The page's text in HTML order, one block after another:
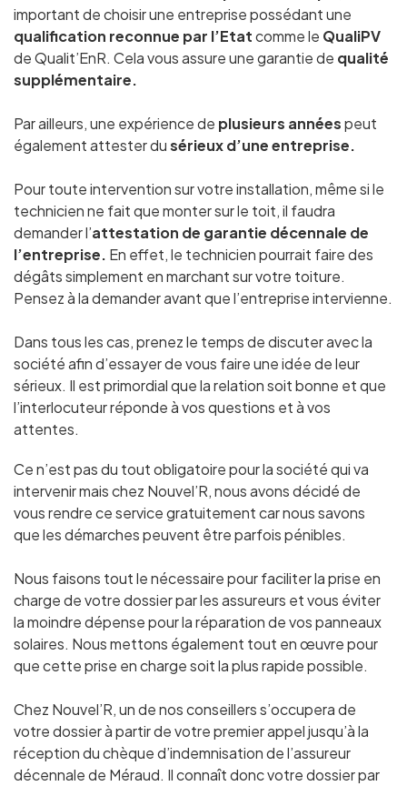
important de choisir une entreprise possédant une
qualification reconnue par l’Etatcomme le QualiPV
de Qualit’EnR. Cela vous assure une garantie de qualité
supplémentaire.
Par ailleurs, une expérience de plusieurs annéespeut
également attester dusérieux d’une entreprise.
Pour toute intervention sur votre installation, même si le
technicien ne fait que monter sur le toit, il faudra
demander l’attestation de garantie décennale de
l’entreprise. En effet, le technicien pourrait faire des
dégâts simplement en marchant sur votre toiture.
Pensez à la demander avant que l’entreprise intervienne.
Dans tous les cas, prenez le temps de discuter avec la
société afin d’essayer de vous faire une idée de leur
sérieux. Il est primordial que la relation soit bonne et que
l’interlocuteur réponde à vos questions et à vos
attentes.
Ce n’est pas du tout obligatoire pour la société qui va
intervenir mais chez Nouvel’R, nous avons décidé de
vous rendre ce service gratuitement car nous savons
que les démarches peuvent être parfois pénibles.
Nous faisons tout le nécessaire pour faciliter la prise en
charge de votre dossier par les assureurs et vous éviter
la moindre dépense pour la réparation de vos panneaux
solaires. Nous mettons également tout en œuvre pour
que cette prise en charge soit la plus rapide possible.
Chez Nouvel’R, un de nos conseillers s’occupera de
votre dossier à partir de votre premier appel jusqu’à la
réception du chèque d’indemnisation de l’assureur
décennalede Méraud. Il connaît donc votre dossier par